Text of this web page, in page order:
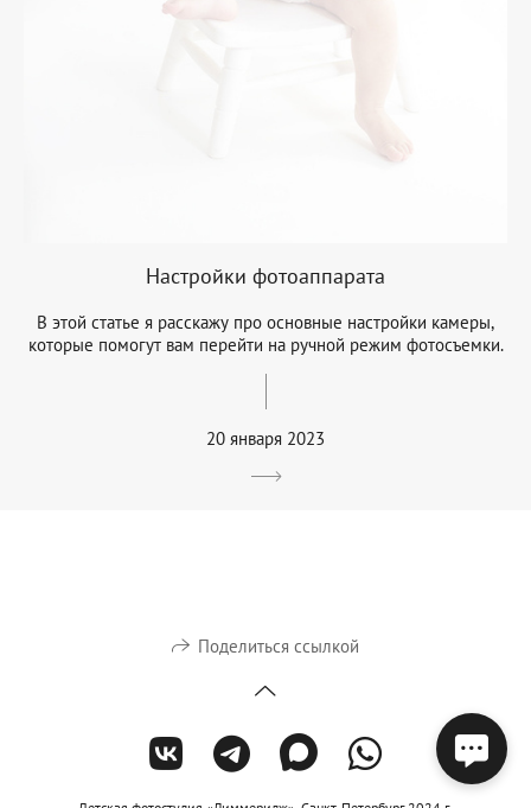
Настройки фотоаппарата
В этой статье я расскажу про основные настройки камеры,
которые помогут вам перейти на ручной режим фотосъемки.
20 января 2023
Поделиться ссылкой